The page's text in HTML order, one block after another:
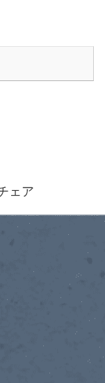
ェア